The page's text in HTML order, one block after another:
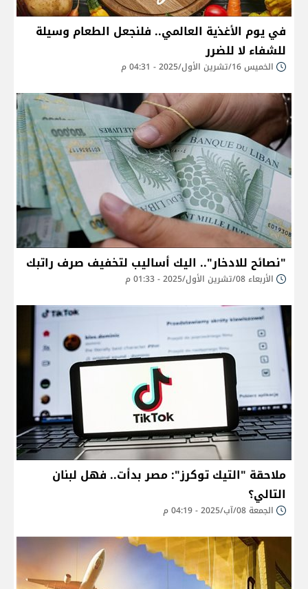
في يوم الأغذية العالمي.. فلنجعل الطعام وسيلة
للشفاء لا للضرر
الخميس 16/تشرين الأول/2025 - 04:31 م
"نصائح للادخار".. اليك أساليب لتخفيف صرف راتبك
الأربعاء 08/تشرين الأول/2025 - 01:33 م
ملاحقة "التيك توكرز": مصر بدأت.. فهل لبنان
التالي؟
الجمعة 08/آب/2025 - 04:19 م